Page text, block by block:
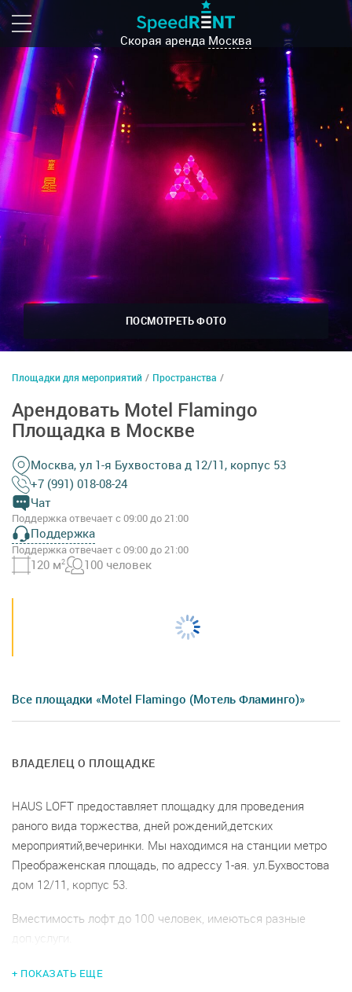
Скорая аренда Москва
ПОСМОТРЕТЬ ФОТО
Площадки для мероприятий / Пространства /
Арендовать Motel Flamingo
Площадка в Москве
Москва, ул 1-я Бухвостова д 12/11, корпус 53
+7 (991) 018-08-24
Чат
Поддержка отвечает с 09:00 до 21:00
Поддержка
Поддержка отвечает с 09:00 до 21:00
120 м2 100 человек
Все площадки «Motel Flamingo (Мотель Фламинго)»
ВЛАДЕЛЕЦ О ПЛОЩАДКЕ
HAUS LOFT предоставляет площадку для проведения
раного вида торжества, дней рождений,детских
мероприятий,вечеринки. Мы находимся на станции метро
Преображенская площадь, по адрессу 1-ая. ул.Бухвостова
дом 12/11, корпус 53.
Вместимость лофт до 100 человек, имеються разные
доп.услуги.
+ ПОКАЗАТЬ ЕЩЕ